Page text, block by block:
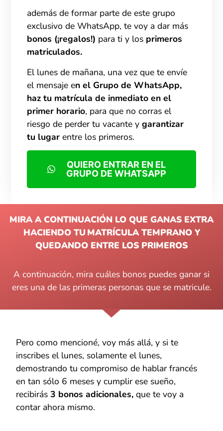
además de formar parte de este grupo
exclusivo de WhatsApp, te voy a dar más
bonos (¡regalos!) para ti y los primeros
matriculados.
El lunes de mañana, una vez que te envíe
el mensaje en el Grupo de WhatsApp,
haz tu matrícula de inmediato en el
primer horario, para que no corras el
riesgo de perder tu vacante ygarantizar
tu lugar entre los primeros.
QUIERO ENTRAR EN EL
GRUPO DE WHATSAPP
MIRA A CONTINUACIÓN LO QUE GANAS EXTRA
HACIENDO TU MATRÍCULA TEMPRANO Y
QUEDANDO ENTRE LOS PRIMEROS
A continuación, mira cuáles bonos puedes ganar si
eres una de las primeras personas que se matricule.
Pero como mencioné, voy más allá, y si te
inscribes el lunes, solamente el lunes,
demostrando tu compromiso de hablar francés
en tan sólo 6 meses y cumplir ese sueño,
recibirás 3 bonos adicionales, que te voy a
contar ahora mismo.